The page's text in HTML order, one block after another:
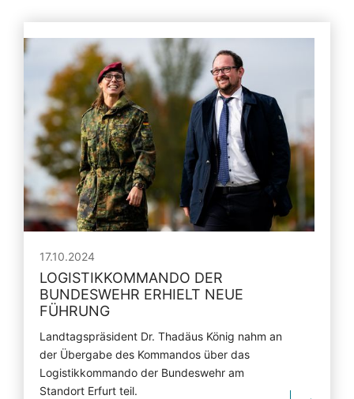
17.10.2024
LOGISTIKKOMMANDO DER
BUNDESWEHR ERHIELT NEUE
FÜHRUNG
Landtagspräsident Dr. Thadäus König nahm an
der Übergabe des Kommandos über das
Logistikkommando der Bundeswehr am
Standort Erfurt teil.